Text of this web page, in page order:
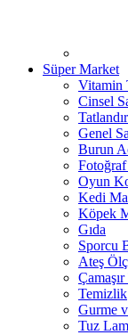
Süper Market
Vitamin
Cinsel
Genel
Burun
Oyun
Kedi
Köpek
Gıda
Sporcu
Ateş
Temizlik
Gurme
Tuz